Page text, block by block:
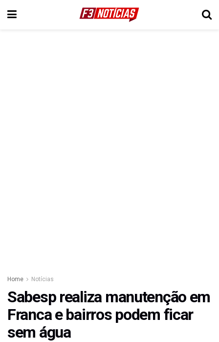
Home Notícias
Sabesp realiza manutenção em
Franca e bairros podem ficar
sem água